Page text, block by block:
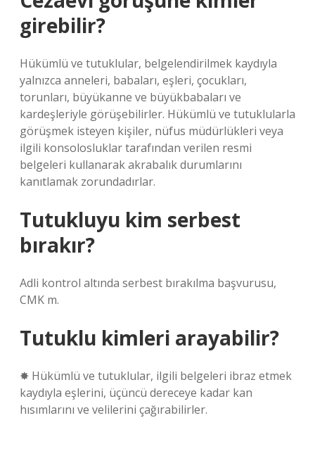
girebilir?
Hükümlü ve tutuklular, belgelendirilmek kaydıyla
yalnızca anneleri, babaları, eşleri, çocukları,
torunları, büyükanne ve büyükbabaları ve
kardeşleriyle görüşebilirler. Hükümlü ve tutuklularla
görüşmek isteyen kişiler, nüfus müdürlükleri veya
ilgili konsolosluklar tarafından verilen resmi
belgeleri kullanarak akrabalık durumlarını
kanıtlamak zorundadırlar.
Tutukluyu kim serbest
bırakır?
Adli kontrol altında serbest bırakılma başvurusu,
CMK m.
Tutuklu kimleri arayabilir?
✸ Hükümlü ve tutuklular, ilgili belgeleri ibraz etmek
kaydıyla eşlerini, üçüncü dereceye kadar kan
hısımlarını ve velilerini çağırabilirler.